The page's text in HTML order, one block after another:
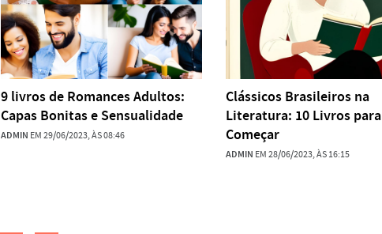
9 livros de Romances Adultos:
Capas Bonitas e Sensualidade
ADMIN EM 29/06/2023, ÀS 08:46
Clássicos Brasileiros na
Literatura: 10 Livros para
Começar
ADMIN EM 28/06/2023, ÀS 16:15